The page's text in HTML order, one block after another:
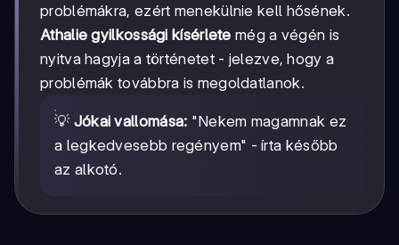
problémákra, ezért menekülnie kell hősének.
Athalie gyilkossági kísérlete még a végén is
nyitva hagyja a történetet - jelezve, hogy a
problémák továbbra is megoldatlanok.
💡 Jókai vallomása: "Nekem magamnak ez
a legkedvesebb regényem" - írta később
az alkotó.